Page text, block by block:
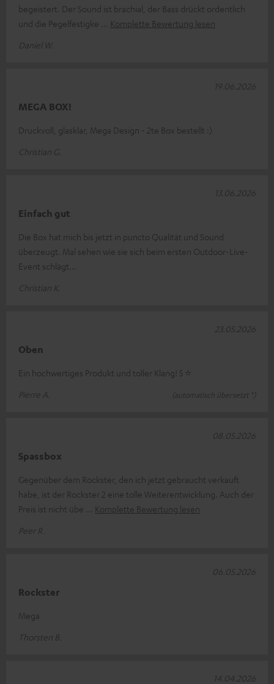
begeistert. Der Sound ist brachial, der Bass drückt ordentlich
und die Pegelfestigke
Komplette Bewertung lesen
Daniel W.
MEGA BOX!
Druckvoll, glasklar, Mega Design - 2te Box bestellt :)
Christian G.
19.06.2026
Einfach gut
Die Box hat mich bis jetzt in puncto Qualität und Sound
überzeugt. Mal sehen wie sie sich beim ersten Outdoor-Live-
Event schlägt...
Christian K.
13.06.2026
Oben
Ein hochwertiges Produkt und toller Klang! 5 ⭐️
Pierre A.
(automatisch übersetzt *)
23.05.2026
Spassbox
Gegenüber dem Rockster, den ich jetzt gebraucht verkauft
habe, ist der Rockster 2 eine tolle Weiterentwicklung. Auch der
Preis ist nicht übe
Komplette Bewertung lesen
Peer R.
08.05.2026
Rockster
Mega
Thorsten B.
06.05.2026
14.04.2026